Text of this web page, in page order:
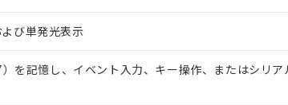
び単発光表示
を記憶し、イベント入力、キー操作、またはシリア
中には、本サービスの対象外となる商品もあることを
の実際の在庫および標準価格とは異なる場合がある
格はお客様のお取引先、またはお客様担当のオムロ
名：DOP) 1000ppm以下、フタル酸ブチルベンジル（BBP）
器に対する適用除外項目は除く。
を超える意図的な使用がないことを確認しています。
Cd(カドミウム) : 100ppm、
化ビフェニル類) : 1000ppm、 PBDEs(ポリ臭化ジフェニルエーテ
フタル酸ジイソブチル) : 1000ppm、 BBP(フタル酸ブチルベンジル
供する場合は、日本国政府の輸出許可(または役務取
す。
は、完全に破砕するなど、違法に輸出されないよう
ミサイル、化学兵器、生物兵器またはその他武器並び